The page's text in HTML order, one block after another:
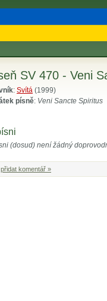
SV 470 - Veni
: Svítá (1999)
písně: Veni Sancte Spiritus
(dosud) není žádný
přidat komentář »